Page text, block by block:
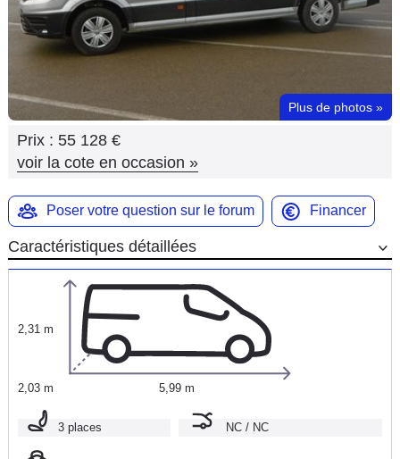
Forum
Plus de photos »
Prix : 55 128 €
voir la cote en occasion »
Poser votre question sur le forum Financer
Caractéristiques détaillées
2,31 m
2,03 m 5,99 m
3 places NC / NC